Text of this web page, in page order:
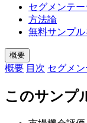
セグメンテ
方法論
無料サンプ
概要
概要 目次 セグメ
このサンプ